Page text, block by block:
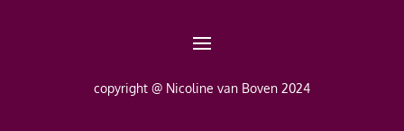
copyright @ Nicoline van Boven 2024